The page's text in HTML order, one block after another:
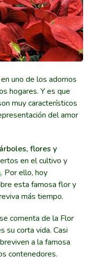
uno de los adornos
hogares. Y es que
muy característicos
del amor
flores y
en el cultivo y
. Por ello, hoy
esta famosa flor y
más tiempo.
comenta de la Flor
su corta vida. Casi
a la famosa
contenedores.